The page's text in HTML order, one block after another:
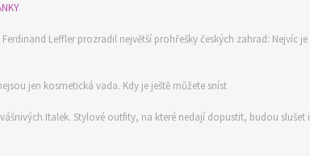
Leffler prozradil největší prohřešky českých zahrad: Nejvíc je
jen kosmetická vada. Kdy je ještě můžete sníst
Italek. Stylové outfity, na které nedají dopustit, budou slušet i